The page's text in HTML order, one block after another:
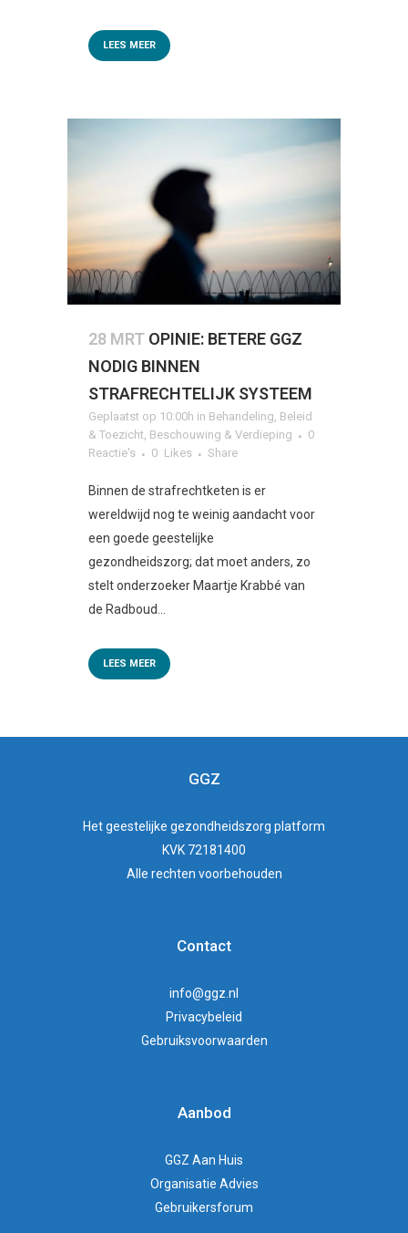
LEES MEER
28 MRT OPINIE: BETERE GGZ
NODIG BINNEN
STRAFRECHTELIJK SYSTEEM
Geplaatst op 10:00h in Behandeling, Beleid
& Toezicht, Beschouwing & Verdieping
0
Reactie's
0 Likes Share
Binnen de strafrechtketen is er
wereldwijd nog te weinig aandacht voor
een goede geestelijke
gezondheidszorg; dat moet anders, zo
stelt onderzoeker Maartje Krabbé van
de Radboud...
LEES MEER
GGZ
Hetgeestelijke gezondheidszorg platform
KVK 72181400
Alle rechten voorbehouden
Contact
info@ggz.nl
Privacybeleid
Gebruiksvoorwaarden
Aanbod
GGZ Aan Huis
Organisatie Advies
Gebruikersforum